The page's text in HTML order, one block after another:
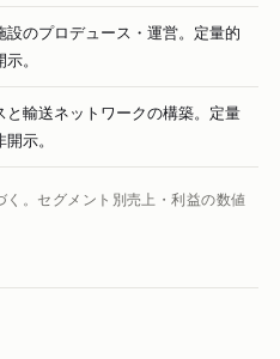
設のプロデュース・運営。定量的
。
と輸送ネットワークの構築。定量
示。
く。セグメント別売上・利益の数値